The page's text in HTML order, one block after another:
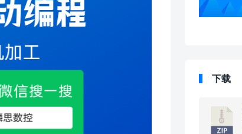
下载